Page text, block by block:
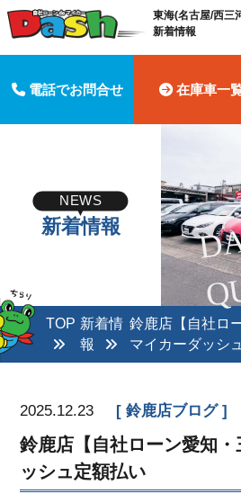
東海(名古屋/西三
新着情報
電話でお問合せ 在庫車一
NEWS
新着情報
TOP 新着情
報
鈴鹿店【自社ロ
マイカーダッシ
2025.12.23 鈴鹿店ブログ
鈴鹿店【自社ローン愛知
ッシュ定額払い